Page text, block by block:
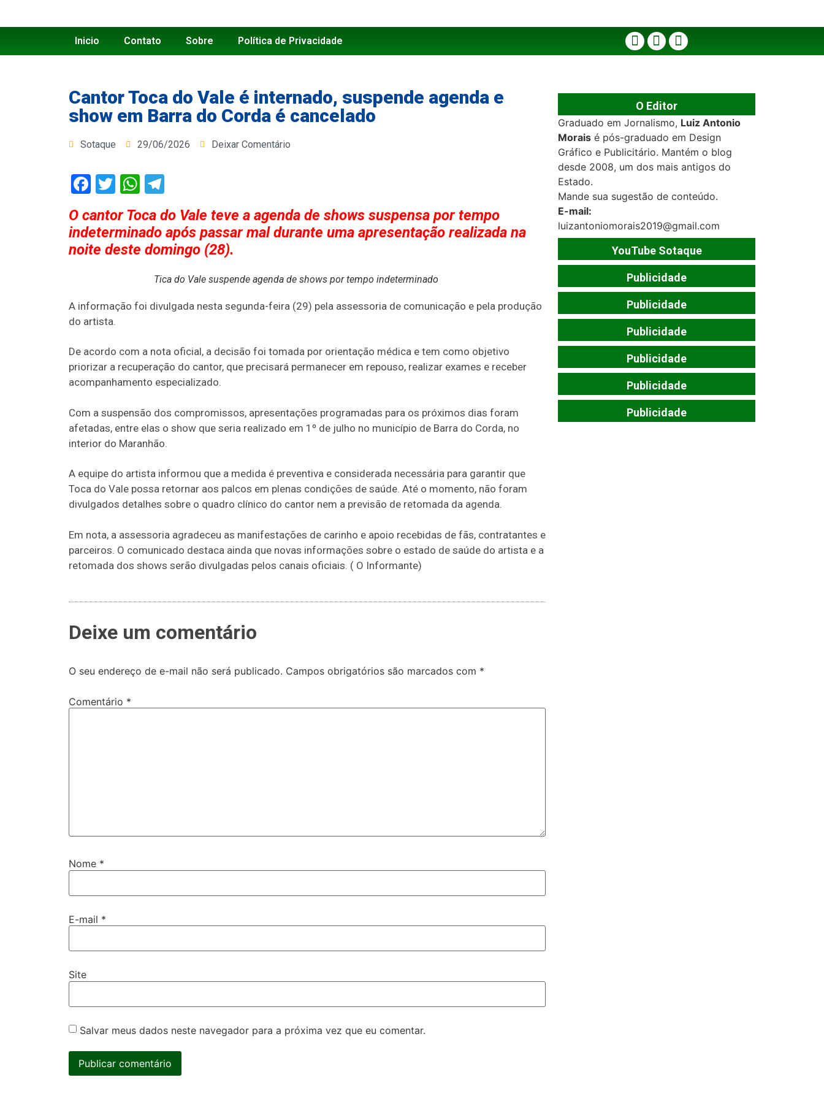
Inicio Contato Sobre Política de Privacidade
Cantor Toca do Vale é internado, suspende agenda e
show em Barra do Corda é cancelado
Sotaque 29/06/2026 Deixar Comentário
Facebook
TwitterWhatsApp
O cantor Toca do Vale teve a agenda de shows suspensa por tempo
indeterminado após passar mal durante uma apresentação realizada na
noite deste domingo (28).
Tica do Vale suspende agenda de shows por tempo indeterminado
A informação foi divulgada nesta segunda-feira (29) pela assessoria de comunicação e pela produção
do artista.
De acordo com a nota oficial, a decisão foi tomada por orientação médica e tem como objetivo
priorizar a recuperação do cantor, que precisará permanecer em repouso, realizar exames e receber
acompanhamento especializado.
Com a suspensão dos compromissos, apresentações programadas para os próximos dias foram
afetadas, entre elas o show que seria realizado em 1º de julho no município de Barra do Corda, no
interior do Maranhão.
A equipe do artista informou que a medida é preventiva e considerada necessária para garantir que
Toca do Vale possa retornar aos palcos em plenas condições de saúde. Até o momento, não foram
divulgados detalhes sobre o quadro clínico do cantor nem a previsão de retomada da agenda.
Em nota, a assessoria agradeceu as manifestações de carinho e apoio recebidas de fãs, contratantes e
parceiros. O comunicado destaca ainda que novas informações sobre o estado de saúde do artista e a
retomada dos shows serão divulgadas pelos canais oficiais. ( O Informante)
Deixe um comentário
O seu endereço de e-mail não será publicado. Campos obrigatórios são marcados com *
Comentário *
Nome *
E-mail *
Site
Salvar meus dados neste navegador para a próxima vez que eu comentar.
O Editor
Graduado em Jornalismo, Luiz Antonio
Morais é pós-graduado em Design
Gráfico e Publicitário. Mantém o blog
desde 2008, um dos mais antigos do
Estado.
Mande sua sugestão de conteúdo.
E-mail:
luizantoniomorais2019@gmail.com
YouTube Sotaque
Publicidade
Publicidade
Publicidade
Publicidade
Publicidade
Publicidade